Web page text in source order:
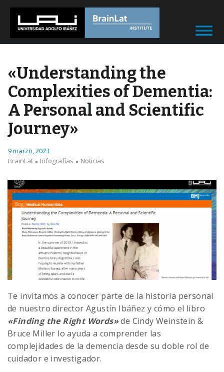
«Understanding the
Complexities of Dementia:
A Personal and Scientific
Journey»
9 marzo, 2023
BrainLat
Infografías Noticias
Te invitamos a conocer parte de la historia personal
de nuestro director Agustín Ibáñez y cómo el libro
«Finding the Right Words»de Cindy Weinstein &
Bruce Miller lo ayuda a comprender las
complejidades de la demencia desde su doble rol de
cuidador e investigador.